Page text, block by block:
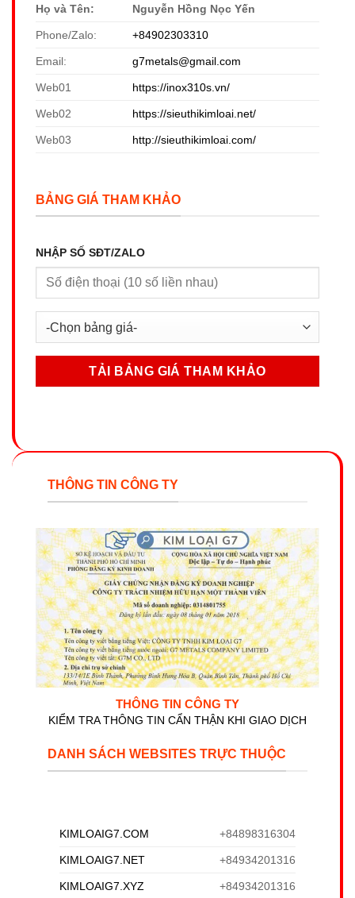
Họ và Tên: Nguyễn Hồng Nọc Yến
Phone/Zalo: +84902303310
Email: g7metals@gmail.com
Web01 https://inox310s.vn/
Web02 https://sieuthikimloai.net/
Web03 http://sieuthikimloai.com/
BẢNG GIÁ THAM KHẢO
NHẬP SỐ SĐT/ZALO
THÔNG TIN CÔNG TY
THÔNG TIN CÔNG TY
KIỂM TRA THÔNG TIN CẨN THẬN KHI GIAO DỊCH
DANH SÁCH WEBSITES TRỰC THUỘC
KIMLOAIG7.COM +84898316304
KIMLOAIG7.NET +84934201316
KIMLOAIG7.XYZ +84934201316